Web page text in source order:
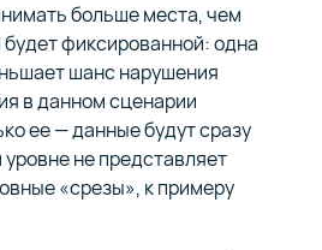
больше места, чем
фиксированной: одна
шанс нарушения
в данном сценарии
ее — данные будут сразу
не представляет
«срезы», к примеру